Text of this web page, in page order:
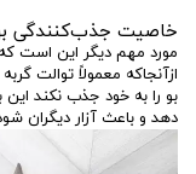
خاصیت جذب‌کنندگی
مورد مهم دیگر این است
ازآنجاکه معمولاً توالت
بو را به خود جذب نکند این
دهد و باعث آزار دیگران